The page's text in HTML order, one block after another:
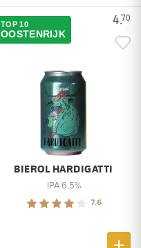
4.70
TOP 10
OOSTENRIJK
BIEROL HARDIGATTI
IPA 6,5%
7.6